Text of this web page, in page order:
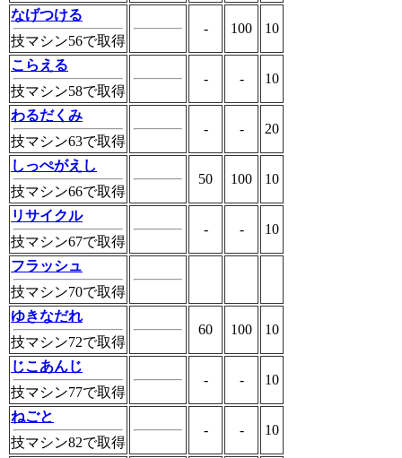
なげつける
技マシン56で取得
- 100 10
こらえる
技マシン58で取得
- - 10
わるだくみ
技マシン63で取得
- - 20
しっぺがえし
技マシン66で取得
50 100 10
リサイクル
技マシン67で取得
- - 10
フラッシュ
技マシン70で取得
ゆきなだれ
技マシン72で取得
60 100 10
じこあんじ
技マシン77で取得
- - 10
ねごと
技マシン82で取得
- - 10